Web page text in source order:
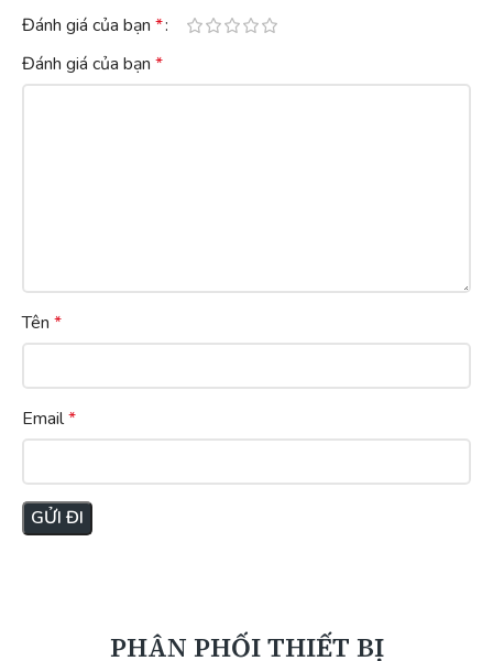
Đánh giá của bạn *
Đánh giá của bạn *
Tên *
Email*
PHÂN PHỐI THIẾT BỊ